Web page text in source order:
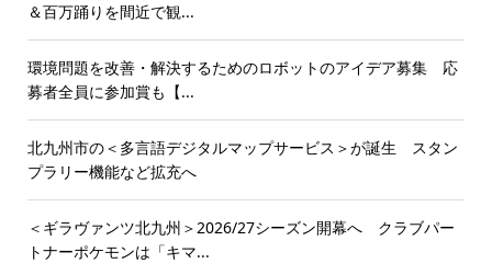
＆百万踊りを間近で観...
環境問題を改善・解決するためのロボットのアイデア募集 応
募者全員に参加賞も【...
北九州市の＜多言語デジタルマップサービス＞が誕生 スタン
プラリー機能など拡充へ
＜ギラヴァンツ北九州＞2026/27シーズン開幕へ クラブパー
トナーポケモンは「キマ...